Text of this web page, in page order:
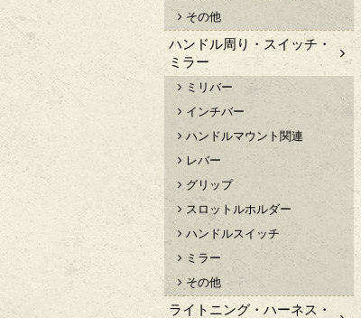
その他
ハンドル周り・スイッチ・
ミラー
ミリバー
インチバー
ハンドルマウント関連
レバー
グリップ
スロットルホルダー
ハンドルスイッチ
ミラー
その他
ライトニング・ハーネス・